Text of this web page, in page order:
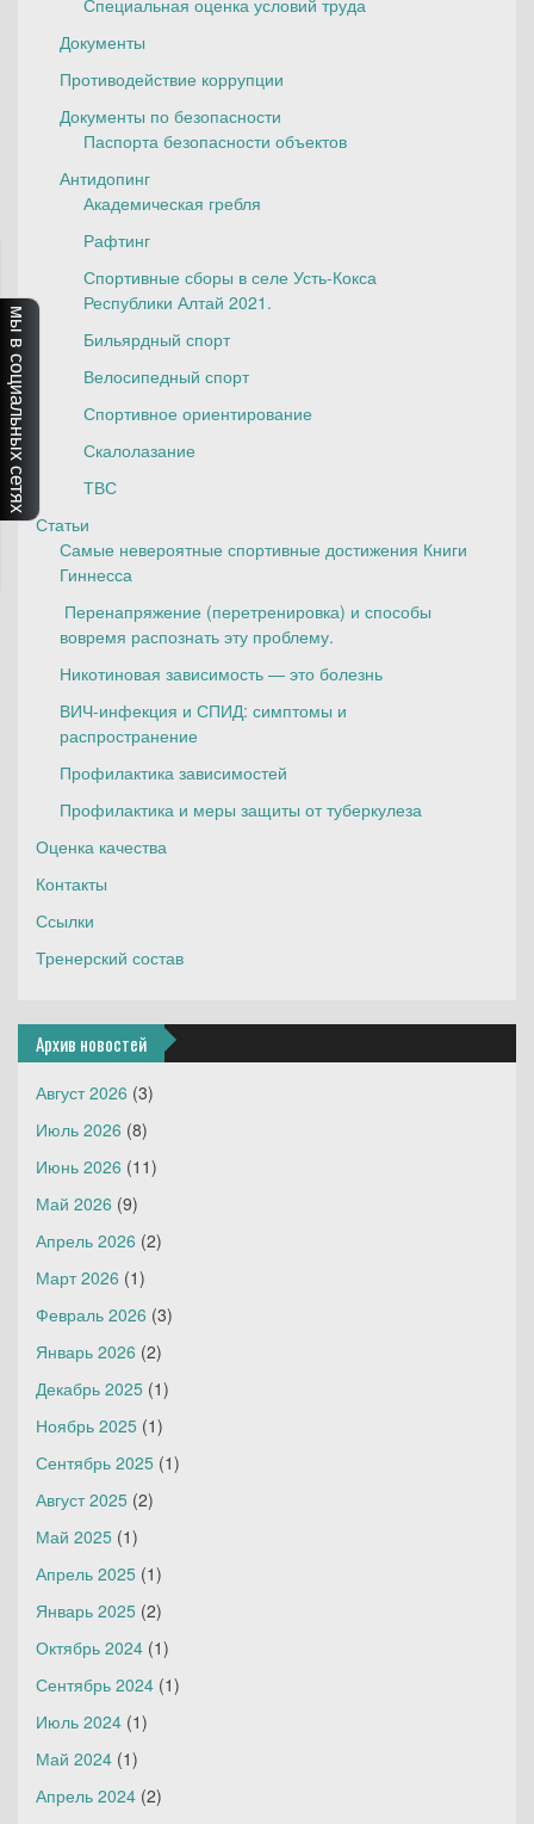
Специальная оценка условий труда
Документы
Противодействие коррупции
Документы по безопасности
Паспорта безопасности объектов
Антидопинг
Академическая гребля
Рафтинг
Спортивные сборы в селе Усть-Кокса
Республики Алтай 2021.
Бильярдный спорт
Велосипедный спорт
Спортивное ориентирование
Скалолазание
ТВС
Статьи
Самые невероятные спортивные достижения Книги
Гиннесса
Перенапряжение (перетренировка) и способы
вовремя распознать эту проблему.
Никотиновая зависимость — это болезнь
ВИЧ-инфекция и СПИД: симптомы и
распространение
Профилактика зависимостей
Профилактика и меры защиты от туберкулеза
Оценка качества
Контакты
Ссылки
Тренерский состав
Архив новостей
Август 2026 (3)
Июль 2026 (8)
Июнь 2026 (11)
Май 2026 (9)
Апрель 2026 (2)
Март 2026 (1)
Февраль 2026 (3)
Январь 2026 (2)
Декабрь 2025 (1)
Ноябрь 2025 (1)
Сентябрь 2025 (1)
Август 2025 (2)
Май 2025 (1)
Апрель 2025 (1)
Январь 2025 (2)
Октябрь 2024 (1)
Сентябрь 2024 (1)
Июль 2024 (1)
Май 2024 (1)
Апрель 2024 (2)
мы в социальных сетях